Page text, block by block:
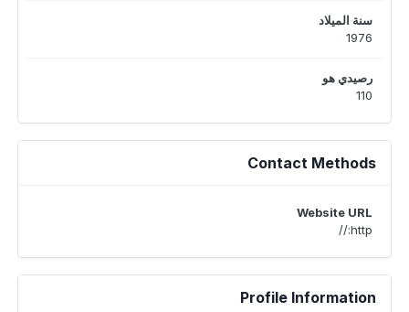
سنة الميلاد
1976
رصيدي هو
110
Contact Methods
Website URL
http://
Profile Information